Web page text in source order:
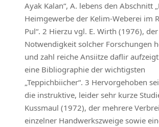
Ayak Kalan“, A. lebens den Abschnitt
Heimgewerbe der Kelim-Weberei im
Pul“. 2 Hierzu vgl. E. Wirth (1976),
Notwendigkeit solcher Forschungen
und zahl­ reiche Ansiitze daflir
eine Bibliographie der wichtigsten
„Teppichbiicher“. 3 Hervorgehoben
die instruktive, leider sehr kurze
Kussmaul (1972), der mehrere
einzelner Handwerkszweige sowie